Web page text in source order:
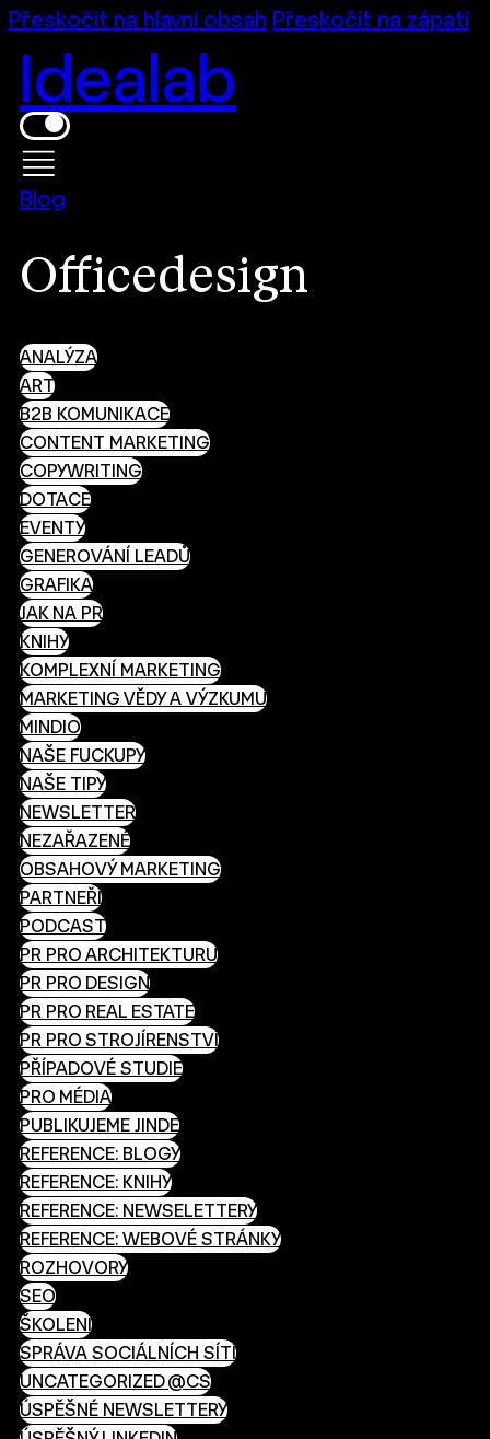
Přeskočit na hlavní obsah Přeskočit na zápatí
Idealab
Blog
Officedesign
ANALÝZA
ART
B2B KOMUNIKACE
CONTENT MARKETING
COPYWRITING
DOTACE
EVENTY
GENEROVÁNÍ LEADŮ
GRAFIKA
JAK NA PR
KNIHY
KOMPLEXNÍ MARKETING
MARKETING VĚDY A VÝZKUMU
MINDIO
NAŠE FUCKUPY
NAŠE TIPY
NEWSLETTER
NEZAŘAZENÉ
OBSAHOVÝ MARKETING
PARTNEŘI
PODCAST
PR PRO ARCHITEKTURU
PR PRO DESIGN
PR PRO REAL ESTATE
PR PRO STROJÍRENSTVÍ
PŘÍPADOVÉ STUDIE
PRO MÉDIA
PUBLIKUJEME JINDE
REFERENCE: BLOGY
REFERENCE: KNIHY
REFERENCE: NEWSELETTERY
REFERENCE: WEBOVÉ STRÁNKY
ROZHOVORY
SEO
ŠKOLENÍ
SPRÁVA SOCIÁLNÍCH SÍTÍ
UNCATEGORIZED @CS
ÚSPĚŠNÉ NEWSLETTERY